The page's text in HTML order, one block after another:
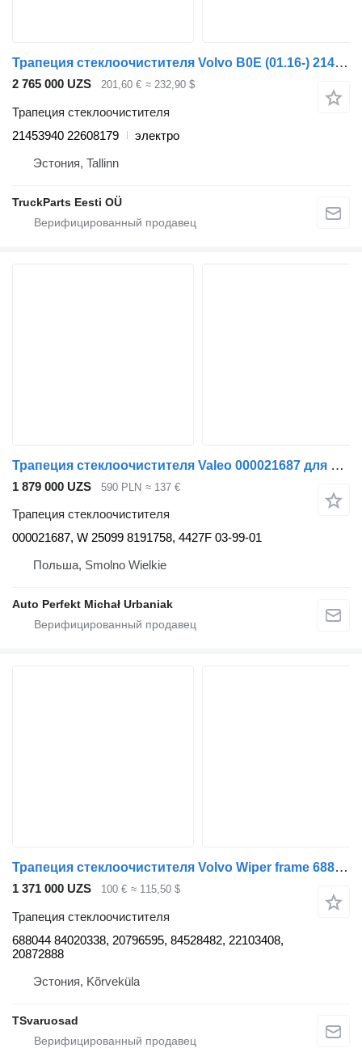
Трапеция стеклоочистителя Volvo B0E (01.16-) 21453940 для автобуса Volvo B5LH, B0E (2008-)
2 765 000 UZS 201,60 € ≈ 232,90 $
Трапеция стеклоочистителя
21453940 22608179
электро
Эстония, Tallinn
TruckParts Eesti OÜ
Трапеция стеклоочистителя Valeo 000021687 для тягача Volvo FH4
1 879 000 UZS 590 PLN ≈ 137 €
Трапеция стеклоочистителя
000021687, W 25099 8191758, 4427F 03-99-01
Польша, Smolno Wielkie
Auto Perfekt Michał Urbaniak
Трапеция стеклоочистителя Volvo Wiper frame 688044 для тягача Volvo FE280
1 371 000 UZS 100 € ≈ 115,50 $
Трапеция стеклоочистителя
688044 84020338, 20796595, 84528482, 22103408,
20872888
Эстония, Kõrveküla
TSvaruosad